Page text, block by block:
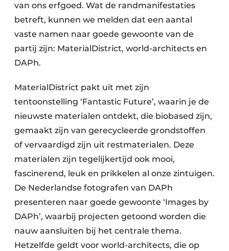
van ons erfgoed. Wat de randmanifestaties
betreft, kunnen we melden dat een aantal
vaste namen naar goede gewoonte van de
partij zijn: MaterialDistrict, world-architects en
DAPh.
MaterialDistrict pakt uit met zijn
tentoonstelling ‘Fantastic Future’, waarin je de
nieuwste materialen ontdekt, die biobased zijn,
gemaakt zijn van gerecycleerde grondstoffen
of vervaardigd zijn uit restmaterialen. Deze
materialen zijn tegelijkertijd ook mooi,
fascinerend, leuk en prikkelen al onze zintuigen.
De Nederlandse fotografen van DAPh
presenteren naar goede gewoonte ‘Images by
DAPh’, waarbij projecten getoond worden die
nauw aansluiten bij het centrale thema.
Hetzelfde geldt voor world-architects, die op